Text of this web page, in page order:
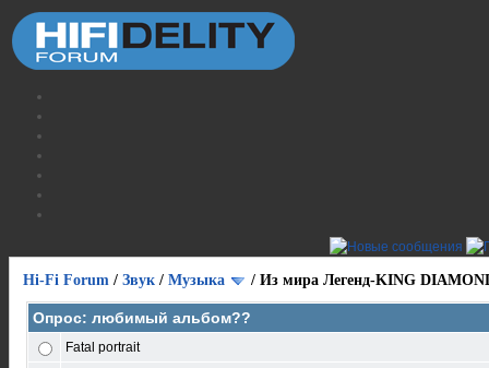
Hi-Fi Forum / Звук / Музыка / Из мира Легенд-KING
Опрос: любимый альбом??
Fatal portrait